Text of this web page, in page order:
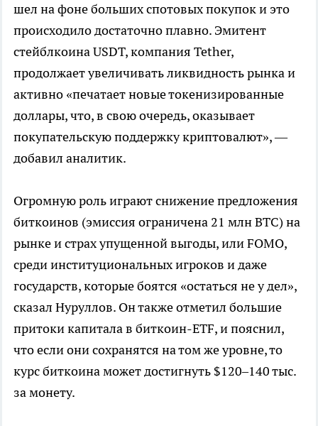
шел на фоне больших спотовых покупок и это
происходило достаточно плавно. Эмитент
стейблкоина USDT, компания Tether,
продолжает увеличивать ликвидность рынка и
активно «печатает новые токенизированные
доллары, что, в свою очередь, оказывает
покупательскую поддержку криптовалют», —
добавил аналитик.
Огромную роль играют снижение предложения
биткоинов (эмиссия ограничена 21 млн BTC) на
рынке и страх упущенной выгоды, или FOMO,
среди институциональных игроков и даже
государств, которые боятся «остаться не у дел»,
сказал Нуруллов. Он также отметил большие
притоки капитала в биткоин-ETF, и пояснил,
что если они сохранятся на том же уровне, то
курс биткоина может достигнуть $120–140 тыс.
за монету.